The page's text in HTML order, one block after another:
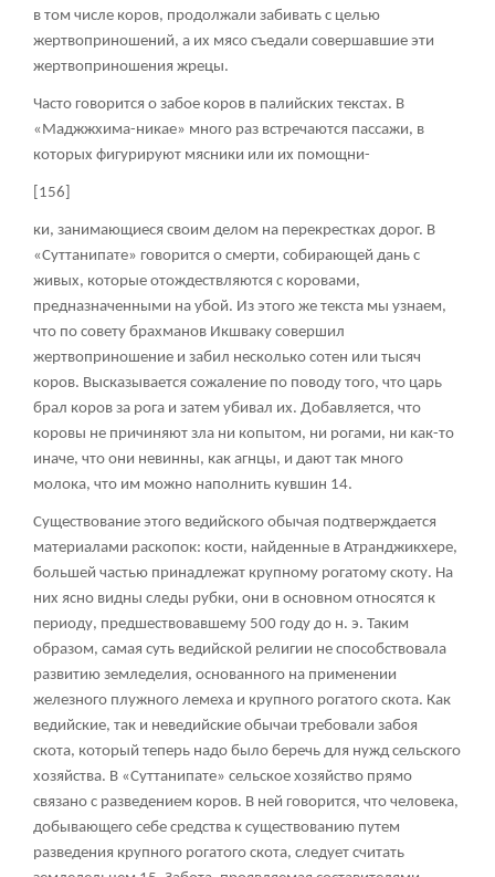
в том числе коров, продолжали забивать с целью
жертвоприношений, а их мясо съедали совершавшие эти
жертвоприношения жрецы.
Часто говорится о забое коров в палийских текстах. В
«Маджжхима-никае» много раз встречаются пассажи, в
которых фигурируют мясники или их помощни-
[156]
ки, занимающиеся своим делом на перекрестках дорог. В
«Суттанипате» говорится о смерти, собирающей дань с
живых, которые отождествляются с коровами,
предназначенными на убой. Из этого же текста мы узнаем,
что по совету брахманов Икшваку совершил
жертвоприношение и забил несколько сотен или тысяч
коров. Высказывается сожаление по поводу того, что царь
брал коров за рога и затем убивал их. Добавляется, что
коровы не причиняют зла ни копытом, ни рогами, ни как-то
иначе, что они невинны, как агнцы, и дают так много
молока, что им можно наполнить кувшин 14.
Существование этого ведийского обычая подтверждается
материалами раскопок: кости, найденные в Атранджикхере,
большей частью принадлежат крупному рогатому скоту. На
них ясно видны следы рубки, они в основном относятся к
периоду, предшествовавшему 500 году до н. э. Таким
образом, самая суть ведийской религии не способствовала
развитию земледелия, основанного на применении
железного плужного лемеха и крупного рогатого скота. Как
ведийские, так и неведийские обычаи требовали забоя
скота, который теперь надо было беречь для нужд сельского
хозяйства. В «Суттанипате» сельское хозяйство прямо
связано с разведением коров. В ней говорится, что человека,
добывающего себе средства к существованию путем
разведения крупного рогатого скота, следует считать